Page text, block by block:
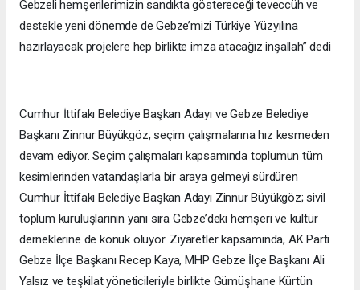
Gebzeli hemşerilerimizin sandıkta göstereceği teveccüh ve
destekle yeni dönemde de Gebze’mizi Türkiye Yüzyılına
hazırlayacak projelere hep birlikte imza atacağız inşallah” dedi
Cumhur İttifakı Belediye Başkan Adayı ve Gebze Belediye
Başkanı Zinnur Büyükgöz, seçim çalışmalarına hız kesmeden
devam ediyor. Seçim çalışmaları kapsamında toplumun tüm
kesimlerinden vatandaşlarla bir araya gelmeyi sürdüren
Cumhur İttifakı Belediye Başkan Adayı Zinnur Büyükgöz; sivil
toplum kuruluşlarının yanı sıra Gebze’deki hemşeri ve kültür
derneklerine de konuk oluyor. Ziyaretler kapsamında, AK Parti
Gebze İlçe Başkanı Recep Kaya, MHP Gebze İlçe Başkanı Ali
Yalsız ve teşkilat yöneticileriyle birlikte Gümüşhane Kürtün